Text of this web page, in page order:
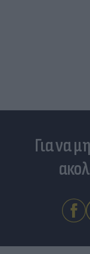
Για να